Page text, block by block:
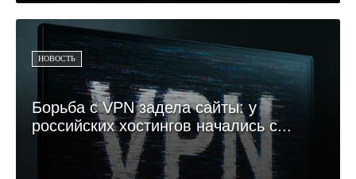
НОВОСТЬ
Борьба с VPN задела сайты: у
российских хостингов начались с...